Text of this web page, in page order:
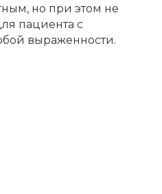
но при этом не
пациента с
выраженности.